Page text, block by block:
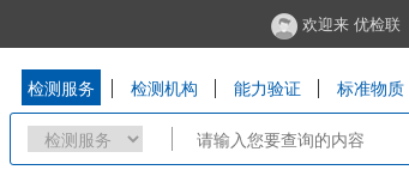
欢迎来 优检联
检测服务 检测机构 能力验证 标准物质